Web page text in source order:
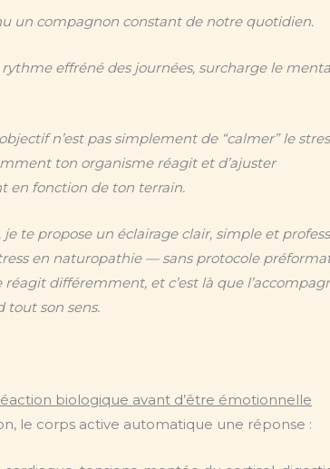
un compagnon constant de notre quotidien.
rythme effréné des journées, surcharge le
n’est pas simplement de “calmer” le
ton organisme réagit et d’ajuster
en fonction de ton terrain.
je te propose un éclairage clair, simple et
en naturopathie — sans protocole
différemment, et c’est là que
tout son sens.
biologique avant d’être émotionnelle
le corps active automatique une réponse :